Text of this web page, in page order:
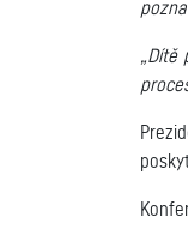
„Dítě